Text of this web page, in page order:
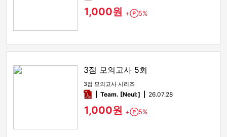
1,000원 + Point
5%
3점 모의고사 5회
3점 모의고사 시리즈
pdfTeam. [Neul:] 26.07.28
1,000원 + Point
5%